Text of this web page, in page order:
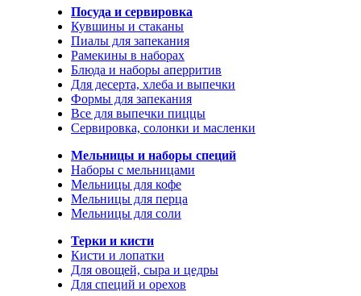
Посуда и сервировка
Кувшины и стаканы
Пиалы для запекания
Рамекины в наборах
Блюда и наборы аперритив
Для десерта, хлеба и выпечки
Формы для запекания
Все для выпечки пиццы
Сервировка, солонки и масленки
Мельницы и наборы специй
Наборы с мельницами
Мельницы для кофе
Мельницы для перца
Мельницы для соли
Терки и кисти
Кисти и лопатки
Для овощей, сыра и цедры
Для специй и орехов